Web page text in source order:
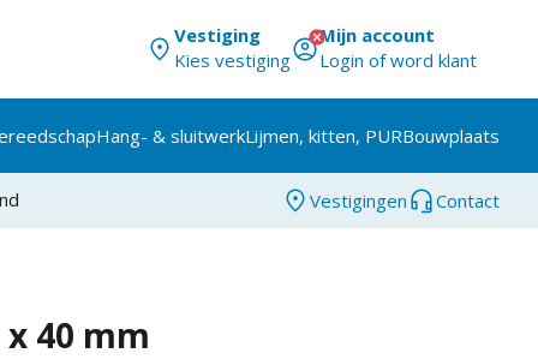
Vestiging
Kies vestiging
Mijn account
Login of word klant
Hang- & sluitwerkLijmen, kitten, PURBouwplaats
Vestigingen Contact
40 mm